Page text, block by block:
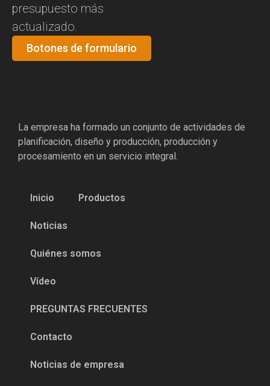
presupuesto más
actualizado.
Botones de formulario
La empresa ha formado un conjunto de actividades de
planificación, diseño y producción, producción y
procesamiento en un servicio integral.
Inicio Productos
Noticias
Quiénes somos
Vídeo
PREGUNTAS FRECUENTES
Contacto
Noticias de empresa